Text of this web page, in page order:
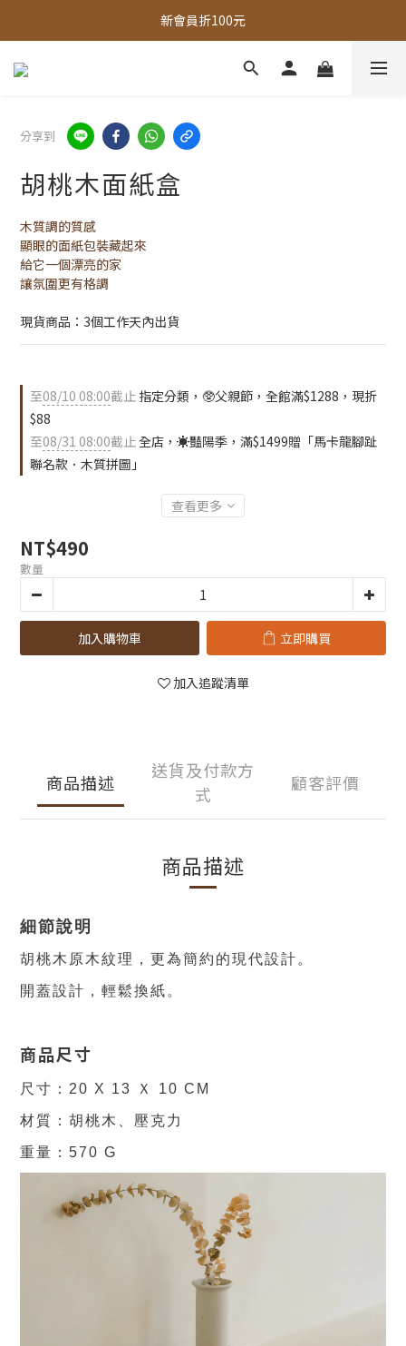
全館，滿888超取免運｜滿1500宅配免運
新會員折100元
全館現貨商品，3個工作天內出貨
分享到
胡桃木面紙盒
木質調的質感
顯眼的面紙包裝藏起來
給它一個漂亮的家
讓氛圍更有格調
現貨商品：3個工作天內出貨
至08/10 08:00截止 指定分類，🥸父親節，全館滿$1288，現折
$88
至08/31 08:00截止全店，☀️豔陽季，滿$1499贈「馬卡龍腳趾
聯名款．木質拼圖」
查看更多
NT$490
數量
加入購物車 立即購買
加入追蹤清單
商品描述
送貨及付款方
式
顧客評價
商品描述
細節說明
胡桃木原木紋理，更為簡約的現代設計。
開蓋設計，輕鬆換紙。
商品尺寸
尺寸：20 X 13 Ｘ 10 CM
材質 ：胡桃木、壓克力
重量 ：570 G